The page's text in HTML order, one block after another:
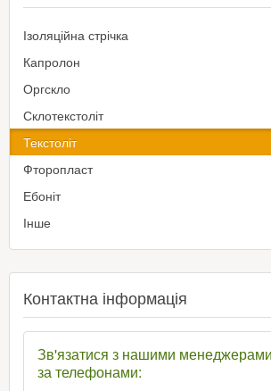
Ізоляційна стрічка
Капролон
Оргскло
Склотекстоліт
Текстоліт
Фторопласт
Ебоніт
Інше
Контактна інформація
Зв'язатися з нашими
за телефонами: